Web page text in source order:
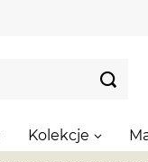
Kolekcje